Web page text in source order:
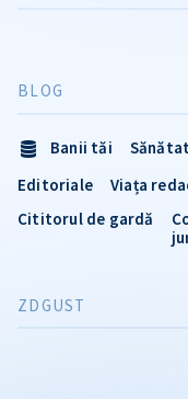
BLOG
Banii tăi
Editoriale
Viața
Cititorul de gardă
ZDGUST